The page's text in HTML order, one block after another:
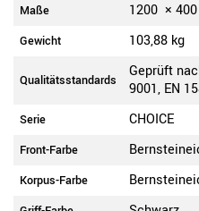
Maße 1200 × 400
Gewicht 103,88 kg
Qualitätsstandards
Geprüft
9001, EN
Serie CHOICE
Front-Farbe
Korpus-Farbe